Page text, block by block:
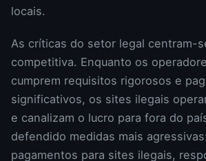
locais.
As críticas do setor legal centram-
competitiva. Enquanto os
cumprem requisitos rigorosos e
significativos, os sites ilegais
e canalizam o lucro para fora do
defendido medidas mais
pagamentos para sites ilegais,